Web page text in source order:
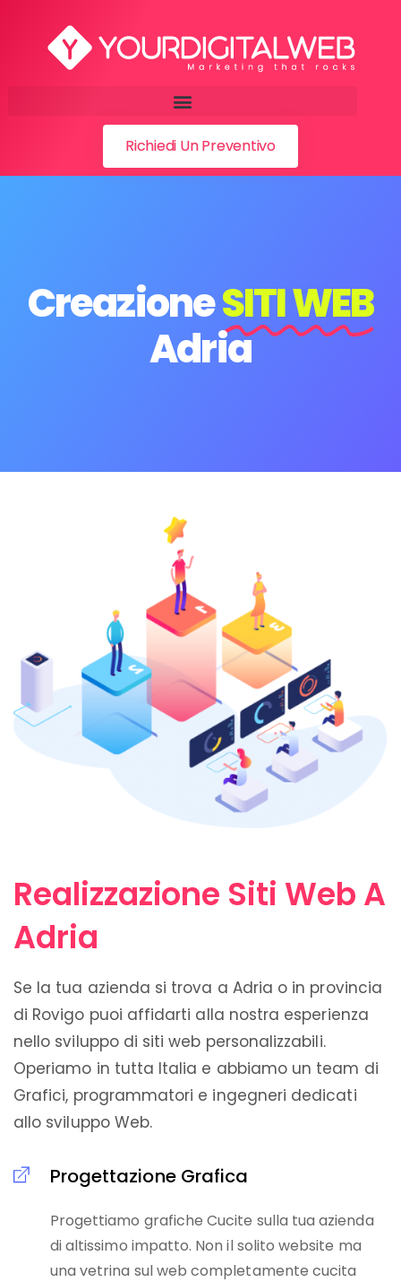
Richiedi Un Preventivo
CreazioneSITI WEB
Adria
Realizzazione Siti Web A
Adria
Se la tua azienda si trova a Adria o in provincia
di Rovigo puoi affidarti alla nostra esperienza
nello sviluppo di siti web personalizzabili.
Operiamo in tutta Italia e abbiamo un team di
Grafici, programmatori e ingegneri dedicati
allo sviluppo Web.
Progettazione Grafica
Progettiamo grafiche Cucite sulla tua azienda
di altissimo impatto. Non il solito website ma
una vetrina sul web completamente cucita